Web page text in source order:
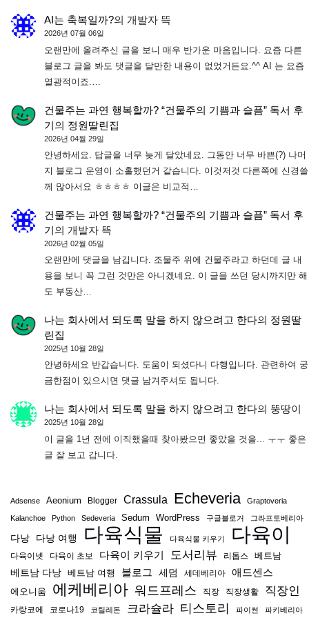
AI는 축복일까?의 개발자 뜩
2026년 07월 06일
오랜만에 올려주신 글을 보니 매우 반가운 마음입니다. 요즘 다른
블로그 글을 봐도 댓글을 달만한 내용이 없었거든요.^^ AI 는 요즘
열광적이죠.…
건물주는 과연 행복할까? “건물주의 기쁨과 슬픔” 독서 후
기의 정원딸린집
2026년 04월 29일
안녕하세요. 답글을 너무 늦게 달았네요. 그동안 너무 바쁜(?) 나머
지 블로그 운영이 소홀했던거 같습니다. 이것저것 다른쪽에 신경쓸
께 많아서요 ㅎㅎㅎㅎ 이글은 비교적…
건물주는 과연 행복할까? “건물주의 기쁨과 슬픔” 독서 후
기의 개발자 뜩
2026년 02월 05일
오랜만에 댓글을 남깁니다. 조물주 위에 건물주라고 하던데 글 내
용을 보니 꼭 그런 것만은 아니겠네요. 이 글을 쓰던 당시까지만 해
도 부동산…
나는 회사에서 되도록 말을 하지 않으려고 한다의 정원딸
린집
2025년 10월 28일
안녕하세요 반갑습니다. 도움이 되셨다니 다행입니다. 관련하여 궁
금한점이 있으시면 댓글 남겨주셔도 됩니다.
나는 회사에서 되도록 말을 하지 않으려고 한다의 뚱땅이
2025년 10월 28일
이 글을 1년 전에 이직했을때 찾아봤으면 좋았을 것을... ㅜㅜ 좋은
글 잘 보고 갑니다.
Adsense Aeonium Blogger Crassula Echeveria Graptoveria
Kalanchoe Python Sedeveria Sedum WordPress 구글블로거 그라프토베리아
다낭 다낭 여행 다육식물 다육식물 키우기 다육이
다육이넷 다육이 초보 다육이 키우기 도서리뷰 리톱스
베트남
베트남 다낭 베트남 여행 블로그 세덤 세데베리아 애드센스
에오니움 에케베리아 워드프레스 직장 직장생활 직장인
카랑코에 코로나19 코틸레돈 크라슐라 티스토리 파이썬 파키베리아